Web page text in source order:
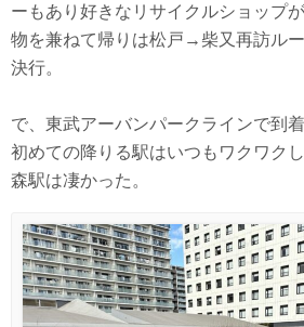
ーもあり好きなリサイクルショップ
物を兼ねて帰りは松戸→柴又再訪ル
決行。
で、東武アーバンパークラインで到着
初めての降りる駅はいつもワクワク
森駅は凄かった。